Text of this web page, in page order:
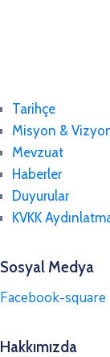
Tarihçe
Misyon &
Mevzuat
Haberler
Duyurular
KVKK
Sosyal Medya
Facebook-square
Hakkımızda